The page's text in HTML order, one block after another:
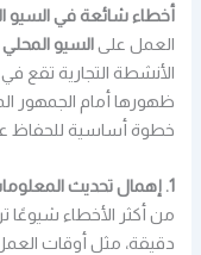
أخطاء شائعة في السيو
العمل علىالسيو المحلي
الأنشطة التجارية
ظهورها أمام الجمهور
خطوة أساسية للحفاظ
1. إهمال تحديث المعلومات الأساسية
من أكثر الأخطاء شيوعًا
دقيقة، مثل أوقات